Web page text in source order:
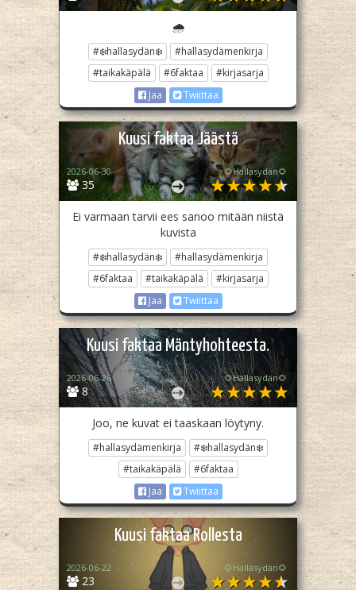
🌧️
#❄️hallasydän❄️
#hallasydämenkirja
#taikakäpälä
#6faktaa
#kirjasarja
Jaa
Twiittaa
Kuusi faktaa Jäästä
35
2026-06-30 🌻Hallasydän🌻
Ei varmaan tarvii ees sanoo mitään niistä
kuvista
#❄️hallasydän❄️
#hallasydämenkirja
#6faktaa
#taikakäpälä
#kirjasarja
Jaa
Twiittaa
Kuusi faktaa Mäntyhohteesta.
8
2026-06-26 🌻Hallasydän🌻
Joo, ne kuvat ei taaskaan löytyny.
#hallasydämenkirja
#❄️hallasydän❄️
#taikakäpälä
#6faktaa
Jaa
Twiittaa
Kuusi faktaa Rollesta
23
2026-06-22 🌻Hallasydän🌻